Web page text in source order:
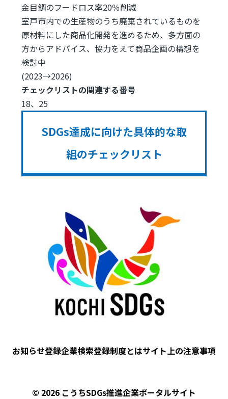
金目鯛のフードロス率20％削減
室戸市内での生産物のうち廃棄されているものを
原材料にした商品化開発を進めるため、多方面の
方からアドバイス、協力をえて商品企画の構想を
検討中
(2023→2026)
チェックリストの関連する番号
18、25
SDGs達成に向けた具体的な取
組のチェックリスト
お知らせ登録企業検索登録制度とはサイト上の注意事項
© 2026 こうちSDGs推進企業ポータルサイト